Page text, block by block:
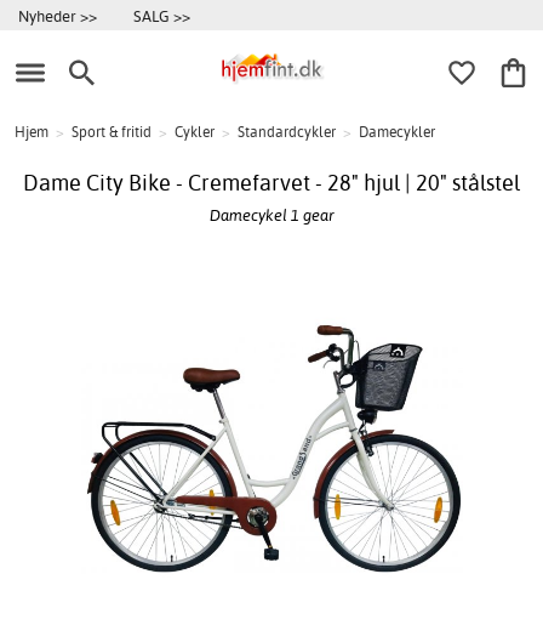
Nyheder >> SALG >>
Hjem > Sport & fritid > Cykler > Standardcykler > Damecykler
Dame City Bike - Cremefarvet - 28" hjul | 20" stålstel
Damecykel 1 gear